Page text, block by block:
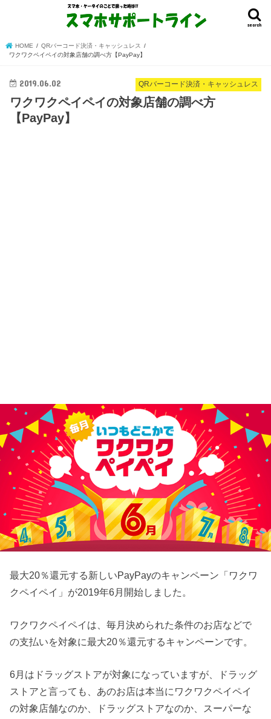
search
HOME
QRバーコード決済・キャッシュレス
ワクワクペイペイの対象店舗の調べ方【PayPay】
QRバーコード決済・キャッシュレス
2019.06.02
ワクワクペイペイの対象店舗の調べ方
【PayPay】
最大20％還元する新しいPayPayのキャンペーン「ワクワ
クペイペイ」が2019年6月開始しました。
ワクワクペイペイは、毎月決められた条件のお店などで
の支払いを対象に最大20％還元するキャンペーンです。
6月はドラッグストアが対象になっていますが、ドラッグ
ストアと言っても、あのお店は本当にワクワクペイペイ
の対象店舗なのか、ドラッグストアなのか、スーパーな